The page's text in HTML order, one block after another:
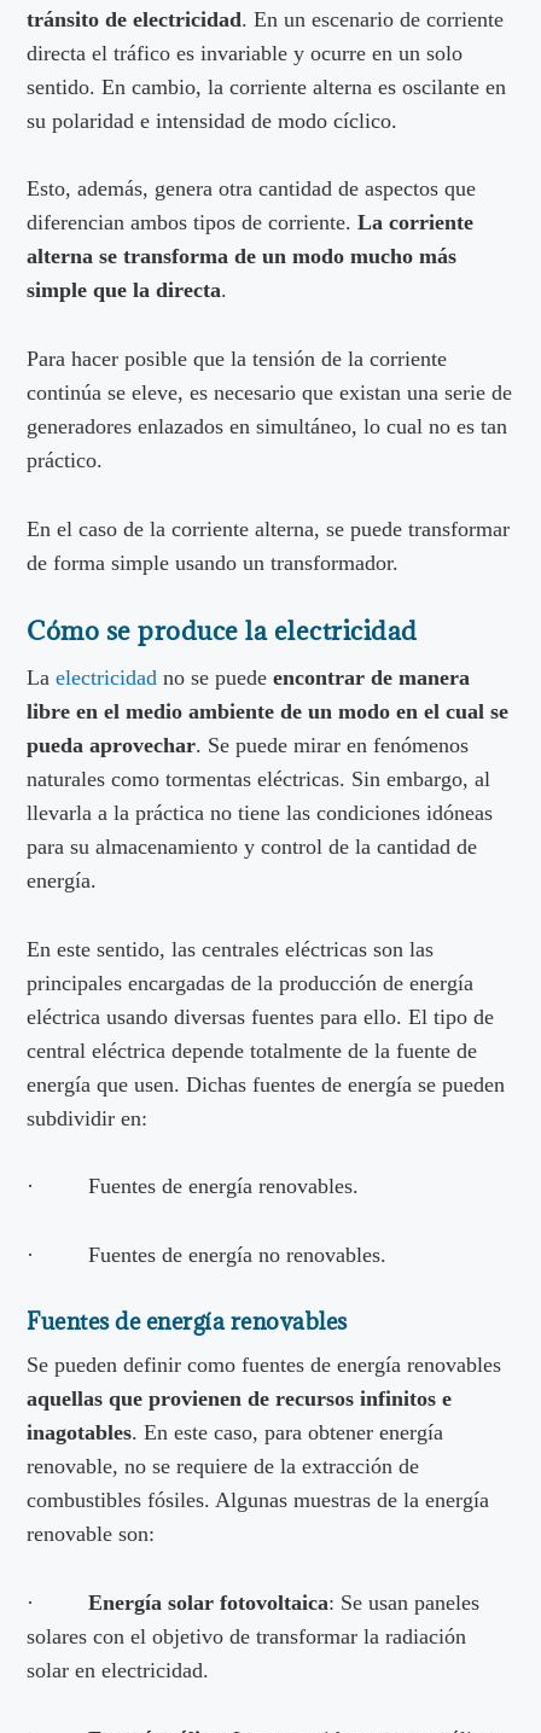
tránsito de electricidad. En un escenario de corriente
directa el tráfico es invariable y ocurre en un solo
sentido. En cambio, la corriente alterna es oscilante en
su polaridad e intensidad de modo cíclico.
Esto, además, genera otra cantidad de aspectos que
diferencian ambos tipos de corriente.La corriente
alterna se transforma de un modo mucho más
simple que la directa.
Para hacer posible que la tensión de la corriente
continúa se eleve, es necesario que existan una serie de
generadores enlazados en simultáneo, lo cual no es tan
práctico.
En el caso de la corriente alterna, se puede transformar
de forma simple usando un transformador.
Cómo se produce la electricidad
Laelectricidad no se puedeencontrar de manera
libre en el medio ambiente de un modo en el cual se
pueda aprovechar. Se puede mirar en fenómenos
naturales como tormentas eléctricas. Sin embargo, al
llevarla a la práctica no tiene las condiciones idóneas
para su almacenamiento y control de la cantidad de
energía.
En este sentido, las centrales eléctricas son las
principales encargadas de la producción de energía
eléctrica usando diversas fuentes para ello. El tipo de
central eléctrica depende totalmente de la fuente de
energía que usen. Dichas fuentes de energía se pueden
subdividir en:
· Fuentes de energía renovables.
· Fuentes de energía no renovables.
Fuentes de energía renovables
Se pueden definir como fuentes de energía renovables
aquellas que provienen de recursos infinitos e
inagotables. En este caso, para obtener energía
renovable, no se requiere de la extracción de
combustibles fósiles. Algunas muestras de la energía
renovable son:
·Energía solar fotovoltaica: Se usan paneles
solares con el objetivo de transformar la radiación
solar en electricidad.